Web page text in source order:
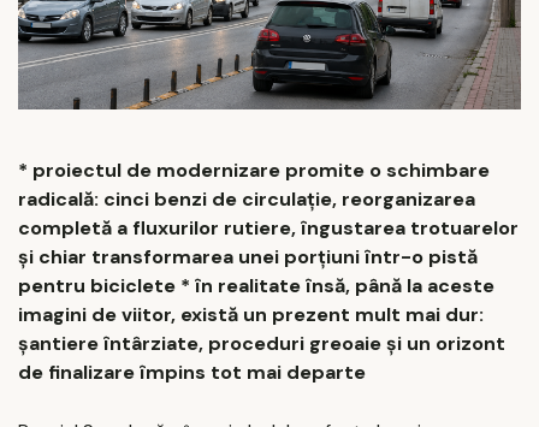
* proiectul de modernizare promite o schimbare
radicală: cinci benzi de circulație, reorganizarea
completă a fluxurilor rutiere, îngustarea trotuarelor
și chiar transformarea unei porțiuni într-o pistă
pentru biciclete * în realitate însă, până la aceste
imagini de viitor, există un prezent mult mai dur:
șantiere întârziate, proceduri greoaie și un orizont
de finalizare împins tot mai departe